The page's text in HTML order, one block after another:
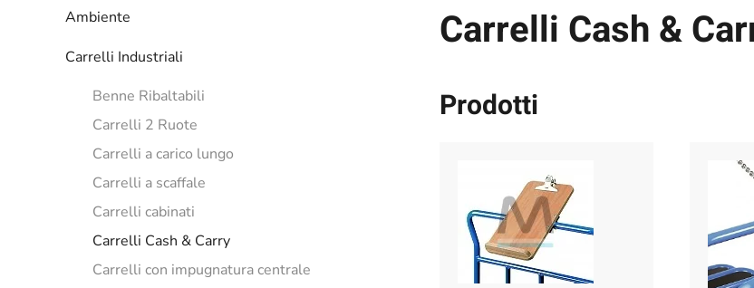
Ambiente
Carrelli Industriali
Benne Ribaltabili
Carrelli 2 Ruote
Carrelli a carico lungo
Carrelli a scaffale
Carrelli cabinati
Carrelli Cash & Carry
Carrelli con impugnatura centrale
Carrelli Cash &
Prodotti